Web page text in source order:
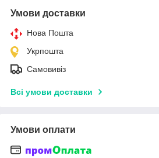
Умови доставки
Нова Пошта
Укрпошта
Самовивіз
Всі умови доставки
Умови оплати